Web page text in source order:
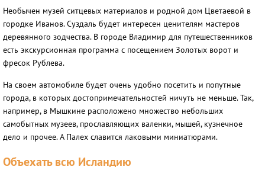
Необычен музей ситцевых материалов и родной дом Цветаевой в
городке Иванов. Суздаль будет интересен ценителям мастеров
деревянного зодчества. В городе Владимир для путешественников
есть экскурсионная программа с посещением Золотых ворот и
фресок Рублева.
На своем автомобиле будет очень удобно посетить и попутные
города, в которых достопримечательностей ничуть не меньше. Так,
например, в Мышкине расположено множество небольших
самобытных музеев, прославляющих валенки, мышей, кузнечное
дело и прочее. А Палех славится лаковыми миниатюрами.
Объехать всю Исландию